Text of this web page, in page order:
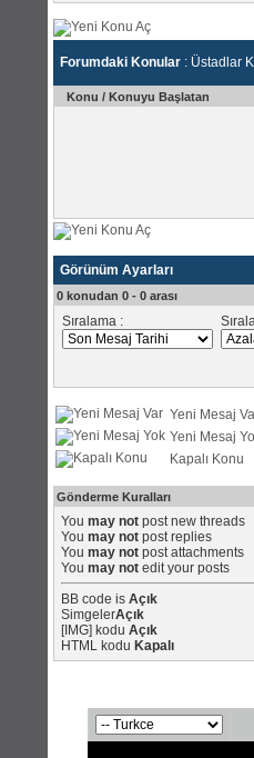
Forumdaki Konular : Üstadlar
Konu /Konuyu Başlatan
Görünüm Ayarları
0 konudan 0 - 0 arası
Sıralama :
Yeni Mesaj
Yeni Mesaj
Kapalı Konu
Gönderme Kuralları
Youmay not post new threads
Youmay not post replies
Youmay not post attachments
Youmay not edit your posts
BB code isAçık
SimgelerAçık
[IMG] koduAçık
HTML kodu Kapalı